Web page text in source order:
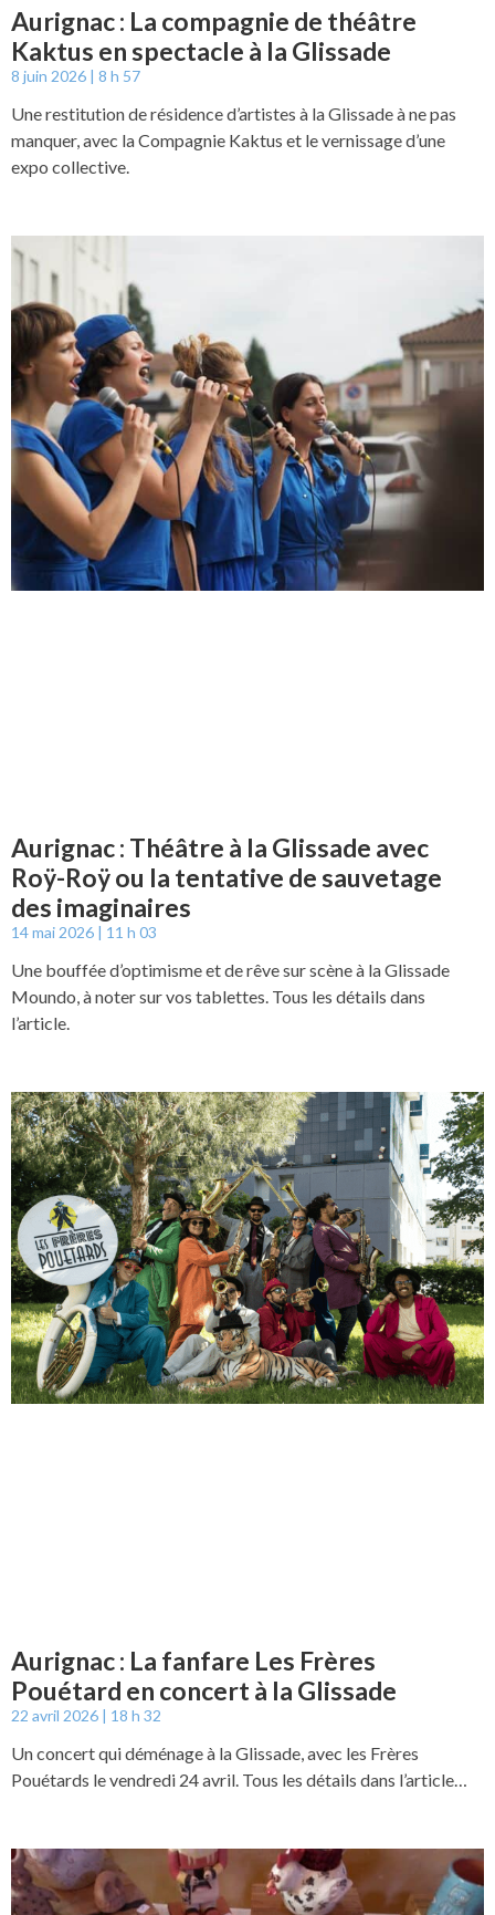
Aurignac : La compagnie de théâtre
Kaktus en spectacle à la Glissade
8 juin 2026 8 h 57
Une restitution de résidence d’artistes à la Glissade à ne pas
manquer, avec la Compagnie Kaktus et le vernissage d’une
expo collective.
Aurignac : Théâtre à la Glissade avec
Roÿ-Roÿ ou la tentative de sauvetage
des imaginaires
14 mai 2026 11 h 03
Une bouffée d’optimisme et de rêve sur scène à la Glissade
Moundo, à noter sur vos tablettes. Tous les détails dans
l’article.
Aurignac : La fanfare Les Frères
Pouétard en concert à la Glissade
22 avril 2026 18 h 32
Un concert qui déménage à la Glissade, avec les Frères
Pouétards le vendredi 24 avril. Tous les détails dans l’article…